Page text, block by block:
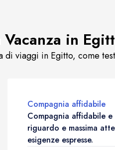
in
viaggi in Egitto, come
Compagnia affidabile
Compagnia affidabile
riguardo e massima
esigenze espresse.